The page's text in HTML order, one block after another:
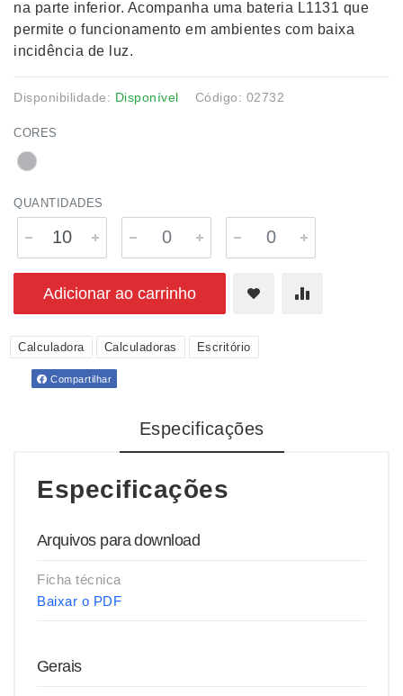
na parte inferior. Acompanha uma bateria L1131 que
permite o funcionamento em ambientes com baixa
incidência de luz.
Disponibilidade: Disponível Código: 02732
CORES
QUANTIDADES
Adicionar ao carrinho
Calculadora Calculadoras Escritório
Compartilhar
Especificações
Especificações
Arquivos para download
Ficha técnica
Baixar o PDF
Gerais